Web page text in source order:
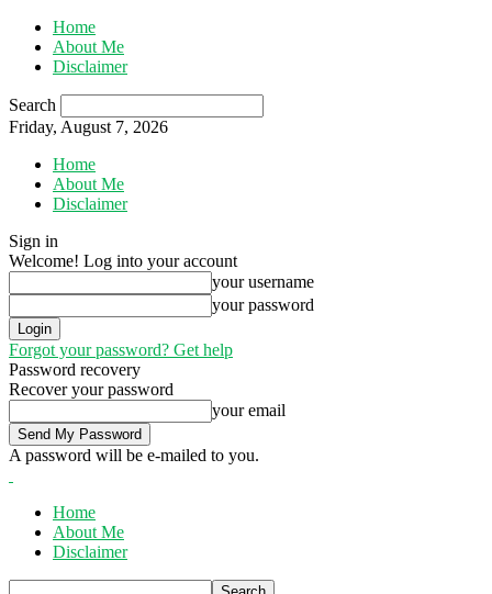
Home
About Me
Disclaimer
Search
Friday, August 7, 2026
Home
About Me
Disclaimer
Sign in
Welcome! Log into your account
your username
your password
Forgot your password? Get help
Password recovery
Recover your password
your email
A password will be e-mailed to you.
Home
About Me
Disclaimer